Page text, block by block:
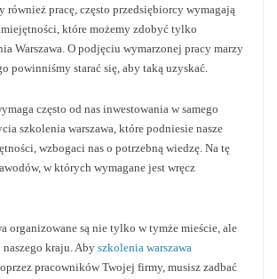
również pracę, często przedsiębiorcy wymagają
które możemy zdobyć tylko
Warszawa. O podjęciu wymarzonej pracy marzy
powinniśmy starać się, aby taką uzyskać.
często od nas inwestowania w samego
szkolenia warszawa, które podniesie nasze
wzbogaci nas o potrzebną wiedzę. Na tę
w których wymagane jest wręcz
organizowane są nie tylko w tymże mieście, ale
kraju. Aby szkolenia warszawa
pracowników Twojej firmy, musisz zadbać